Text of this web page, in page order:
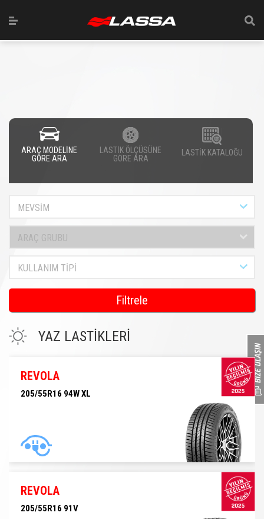
ARAÇ MODELİNE
GÖRE ARA
LASTİK ÖLÇÜSÜNE
GÖRE ARA
LASTİK KATALOĞU
MEVSİM
ARAÇ GRUBU
KULLANIM TİPİ
Filtrele
YAZ LASTİKLERİ
REVOLA
205/55R16 94W XL
REVOLA
205/55R16 91V